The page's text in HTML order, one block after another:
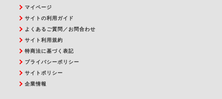
マイページ
サイトの利用ガイド
よくあるご質問／お問合わせ
サイト利用規約
特商法に基づく表記
プライバシーポリシー
サイトポリシー
企業情報